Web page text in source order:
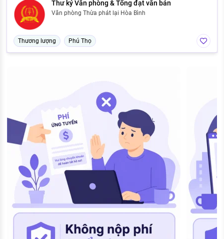
Thư ký Văn phòng & Tống đạt văn bản
Văn phòng Thừa phát lại Hòa Bình
Thương lượng Phú Thọ